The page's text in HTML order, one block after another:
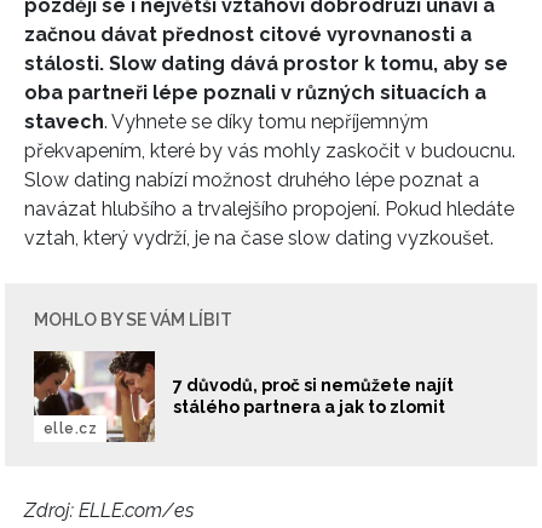
INFORMACE
REDAKCE
později se i největší vztahoví dobrodruzi unaví a
začnou dávat přednost citové vyrovnanosti a
stálosti. Slow dating dává prostor k tomu, aby se
oba partneři lépe poznali v různých situacích a
stavech. Vyhnete se díky tomu nepříjemným
překvapením, které by vás mohly zaskočit v budoucnu.
Slow dating nabízí možnost druhého lépe poznat a
navázat hlubšího a trvalejšího propojení. Pokud hledáte
vztah, který vydrží, je na čase slow dating vyzkoušet.
MOHLO BY SE VÁM LÍBIT
7 důvodů, proč si nemůžete najít
stálého partnera a jak to zlomit
elle.cz
Zdroj: ELLE.com/es